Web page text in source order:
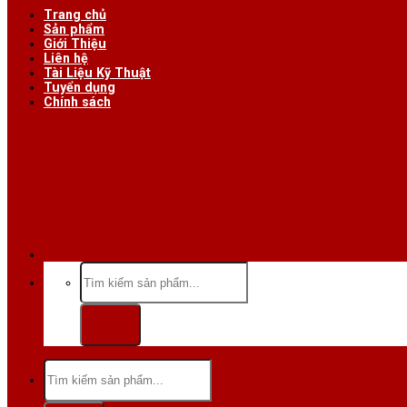
Trang chủ
Sản phẩm
Giới Thiệu
Liên hệ
Tài Liệu Kỹ Thuật
Tuyển dụng
Chính sách
Tìm
kiếm:
Tìm
kiếm: